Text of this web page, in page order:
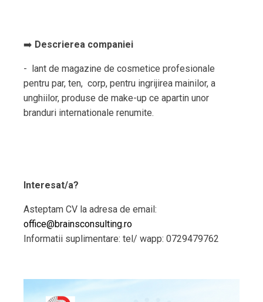
➡️ Descrierea companiei
- lant de magazine de cosmetice profesionale
pentru par, ten, corp, pentru ingrijirea mainilor, a
unghiilor, produse de make-up ce apartin unor
branduri internationale renumite.
Interesat/a?
Asteptam CV la adresa de email:
office@brainsconsulting.ro
Informatii suplimentare: tel/ wapp: 0729479762